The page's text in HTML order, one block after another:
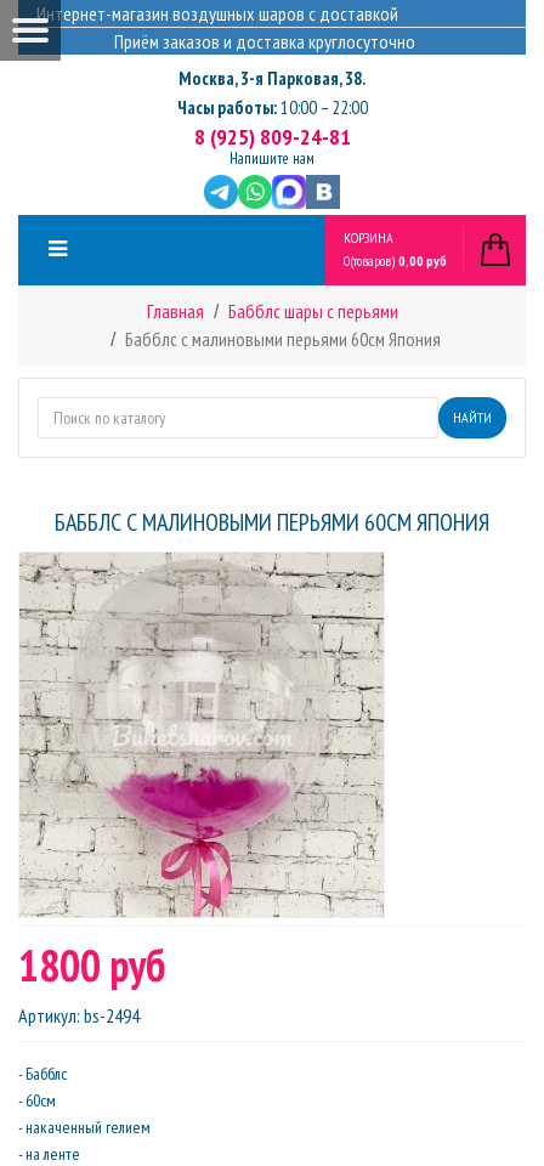
Интернет-магазин воздушных шаров с доставкой
Приём заказов и доставка круглосуточно
Москва,3-я Парковая, 38.
Часы работы:10:00 – 22:00
8 (925) 809-24-81
Напишите нам
КОРЗИНА
0(товаров) 0,00 руб
Главная
Бабблс шары с перьями
Бабблс с малиновыми перьями 60см Япония
НАЙТИ
БАББЛС С МАЛИНОВЫМИ ПЕРЬЯМИ 60СМ ЯПОНИЯ
1800 руб
Артикул: bs-2494
- Бабблс
- 60см
- накаченный гелием
- на ленте